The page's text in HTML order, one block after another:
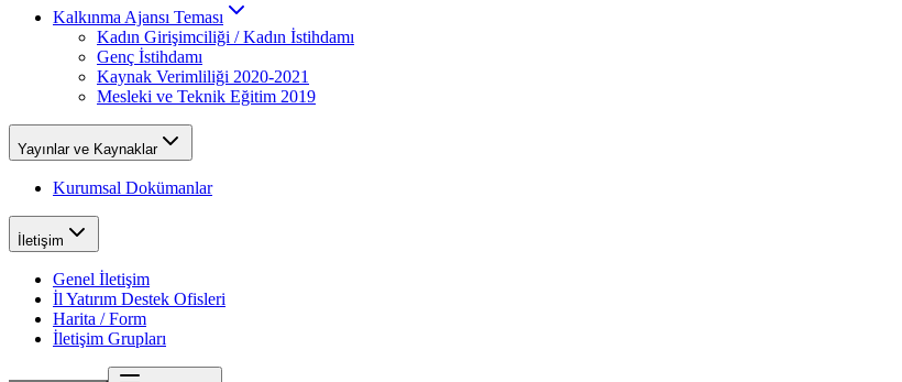
Kalkınma Ajansı Teması
Kadın Girişimciliği / Kadın İstihdamı
Genç İstihdamı
Kaynak Verimliliği 2020-2021
Mesleki ve Teknik Eğitim 2019
Yayınlar ve Kaynaklar
Kurumsal Dokümanlar
İletişim
Genel İletişim
İl Yatırım Destek Ofisleri
Harita / Form
İletişim Grupları